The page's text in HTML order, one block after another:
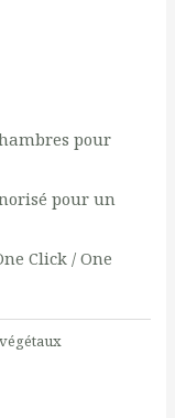
pour
pour un
Click / One